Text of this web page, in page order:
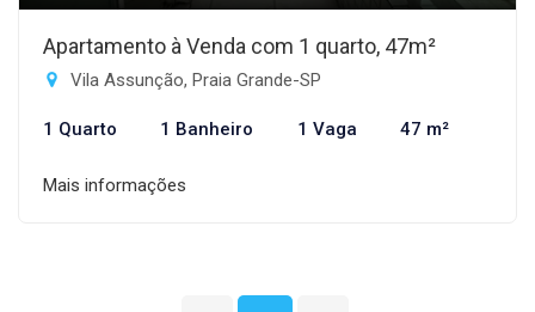
Apartamento à Venda com 1 quarto, 47m²
Vila Assunção, Praia Grande-SP
1 Quarto 1 Banheiro 1 Vaga 47 m²
Mais informações